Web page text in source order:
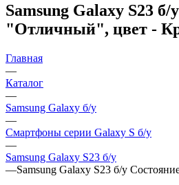
Samsung Galaxy S23 б/
"Отличный", цвет -
Главная
—
Каталог
—
Samsung Galaxy б/у
—
Смартфоны серии Galaxy S б/у
—
Samsung Galaxy S23 б/у
—Samsung Galaxy S23 б/у